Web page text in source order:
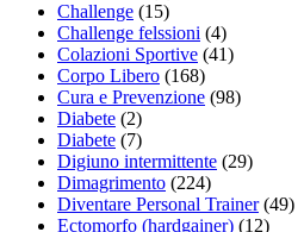
Challenge (15)
Challenge felssioni (4)
Colazioni Sportive (41)
Corpo Libero (168)
Cura e Prevenzione (98)
Diabete (2)
Diabete (7)
Digiuno intermittente (29)
Dimagrimento (224)
Diventare Personal Trainer(49)
Ectomorfo (hardgainer) (12)